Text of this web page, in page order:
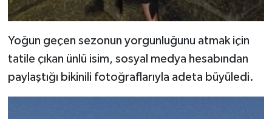
Yoğun geçen sezonun yorgunluğunu atmak için
tatile çıkan ünlü isim, sosyal medya hesabından
paylaştığı bikinili fotoğraflarıyla adeta büyüledi.